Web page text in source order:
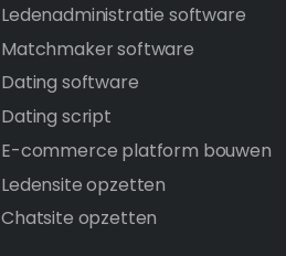
Ledenadministratie software
Matchmaker software
Dating software
Dating script
E-commerce platform bouwen
Ledensite opzetten
Chatsite opzetten